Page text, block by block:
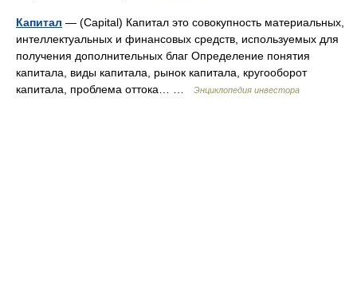
Капитал — (Capital) Капитал это совокупность материальных,
интеллектуальных и финансовых средств, используемых для
получения дополнительных благ Определение понятия
капитала, виды капитала, рынок капитала, кругооборот
капитала, проблема оттока… …
Энциклопедия инвестора